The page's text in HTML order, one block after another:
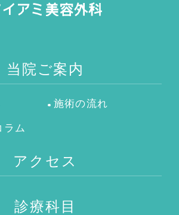
当院ご案内
施術の流れ
ラム
アクセス
診療科目